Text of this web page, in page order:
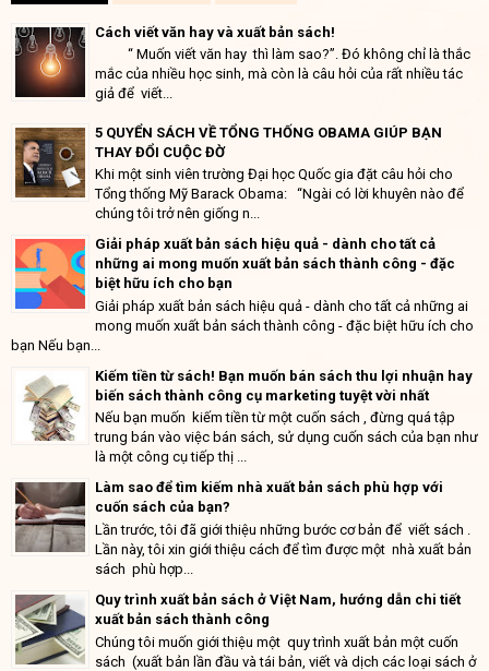
Cách viết văn hay và xuất bản sách!
“ Muốn viết văn hay thì làm sao?”. Đó không chỉ là thắc
mắc của nhiều học sinh, mà còn là câu hỏi của rất nhiều tác
giả để viết...
5 QUYỂN SÁCH VỀ TỔNG THỐNG OBAMA GIÚP BẠN
THAY ĐỔI CUỘC ĐỜ
Khi một sinh viên trường Đại học Quốc gia đặt câu hỏi cho
Tổng thống Mỹ Barack Obama: “Ngài có lời khuyên nào để
chúng tôi trở nên giống n...
Giải pháp xuất bản sách hiệu quả - dành cho tất cả
những ai mong muốn xuất bản sách thành công - đặc
biệt hữu ích cho bạn
Giải pháp xuất bản sách hiệu quả - dành cho tất cả những ai
mong muốn xuất bản sách thành công - đặc biệt hữu ích cho
bạn Nếu bạn...
Kiếm tiền từ sách! Bạn muốn bán sách thu lợi nhuận hay
biến sách thành công cụ marketing tuyệt vời nhất
Nếu bạn muốn kiếm tiền từ một cuốn sách , đừng quá tập
trung bán vào việc bán sách, sử dụng cuốn sách của bạn như
là một công cụ tiếp thị ...
Làm sao để tìm kiếm nhà xuất bản sách phù hợp với
cuốn sách của bạn?
Lần trước, tôi đã giới thiệu những bước cơ bản để viết sách .
Lần này, tôi xin giới thiệu cách để tìm được một nhà xuất bản
sách phù hợp...
Quy trình xuất bản sách ở Việt Nam, hướng dẫn chi tiết
xuất bản sách thành công
Chúng tôi muốn giới thiệu một quy trình xuất bản một cuốn
sách (xuất bản lần đầu và tái bản, viết và dịch các loại sách ở